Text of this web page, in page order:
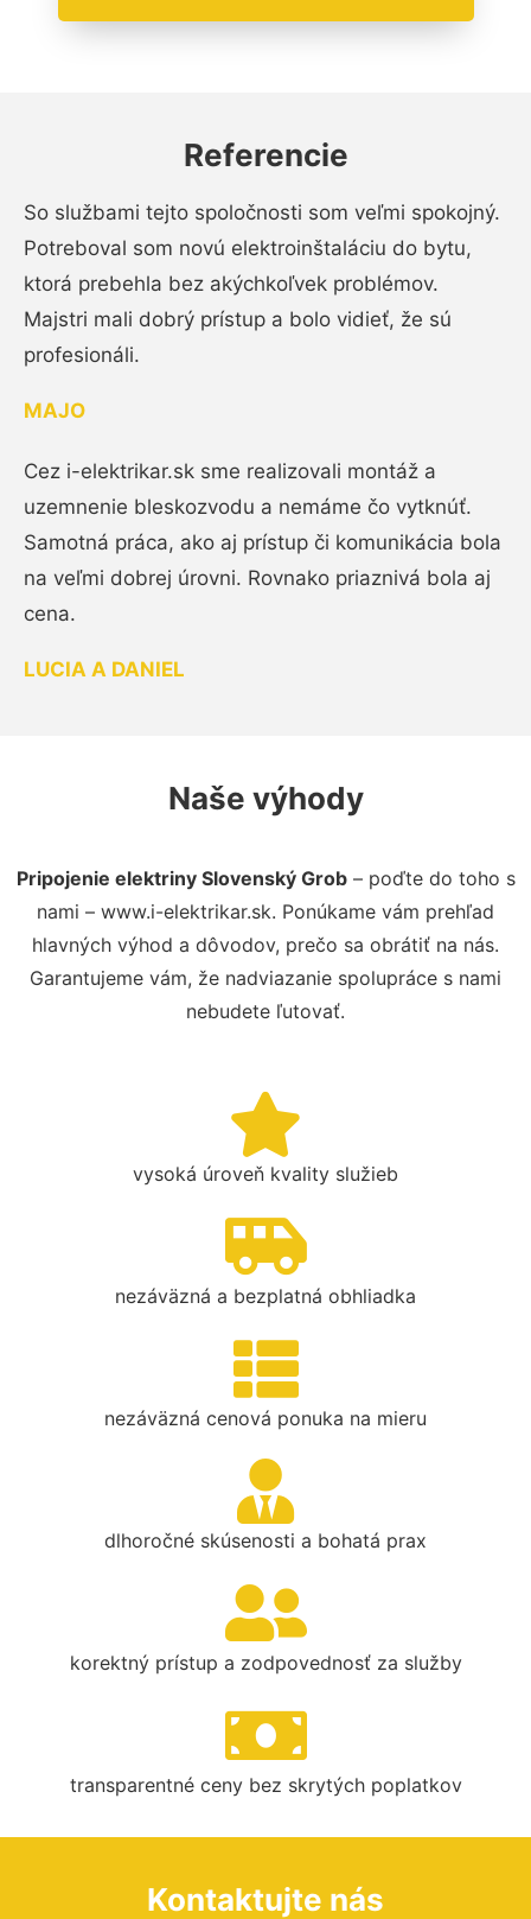
Referencie
So službami tejto spoločnosti som veľmi spokojný.
Potreboval som novú elektroinštaláciu do bytu,
ktorá prebehla bez akýchkoľvek problémov.
Majstri mali dobrý prístup a bolo vidieť, že sú
profesionáli.
MAJO
Cez i-elektrikar.sk sme realizovali montáž a
uzemnenie bleskozvodu a nemáme čo vytknúť.
Samotná práca, ako aj prístup či komunikácia bola
na veľmi dobrej úrovni. Rovnako priaznivá bola aj
cena.
LUCIA A DANIEL
Naše výhody
Pripojenie elektriny Slovenský Grob– poďte do toho s
nami – www.i-elektrikar.sk. Ponúkame vám prehľad
hlavných výhod a dôvodov, prečo sa obrátiť na nás.
Garantujeme vám, že nadviazanie spolupráce s nami
nebudete ľutovať.
vysoká úroveň kvality služieb
nezáväzná a bezplatná obhliadka
nezáväzná cenová ponuka na mieru
dlhoročné skúsenosti a bohatá prax
korektný prístup a zodpovednosť za služby
transparentné ceny bez skrytých poplatkov
Kontaktujte nás